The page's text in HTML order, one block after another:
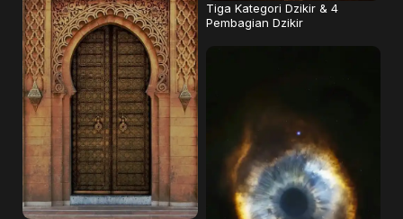
Tiga Kategori Dzikir & 4
Pembagian Dzikir